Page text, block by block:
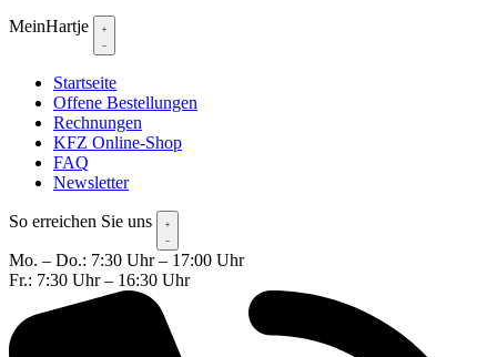
MeinHartje
Startseite
Offene Bestellungen
Rechnungen
KFZ Online-Shop
FAQ
Newsletter
So erreichen Sie uns
Mo. – Do.: 7:30 Uhr – 17:00 Uhr
Fr.: 7:30 Uhr – 16:30 Uhr